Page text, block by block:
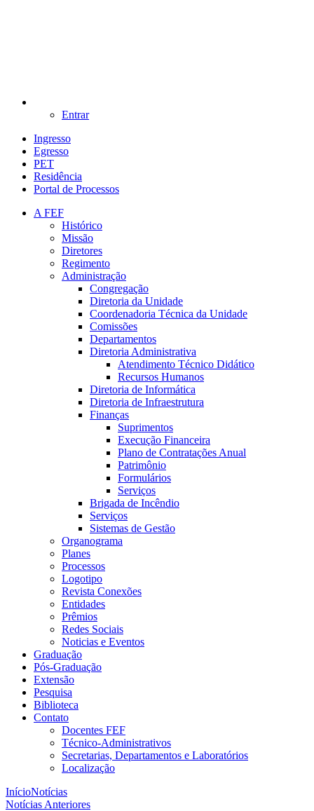
Entrar
Ingresso
Egresso
PET
Residência
Portal de Processos
A FEF
Histórico
Missão
Diretores
Regimento
Administração
Congregação
Diretoria da Unidade
Coordenadoria Técnica da Unidade
Comissões
Departamentos
Diretoria Administrativa
Atendimento Técnico Didático
Recursos Humanos
Diretoria de Informática
Diretoria de Infraestrutura
Finanças
Suprimentos
Execução Financeira
Plano de Contratações Anual
Patrimônio
Formulários
Serviços
Brigada de Incêndio
Serviços
Sistemas de Gestão
Organograma
Planes
Processos
Logotipo
Revista Conexões
Entidades
Prêmios
Redes Sociais
Noticias e Eventos
Graduação
Pós-Graduação
Extensão
Pesquisa
Biblioteca
Contato
Docentes FEF
Técnico-Administrativos
Secretarias, Departamentos e Laboratórios
Localização
InícioNotícias
Notícias Anteriores